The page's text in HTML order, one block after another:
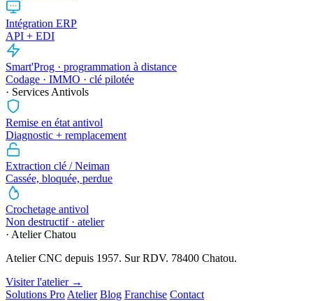
Intégration ERP
API + EDI
Smart'Prog · programmation à distance
Codage · IMMO · clé pilotée
· Services Antivols
Remise en état antivol
Diagnostic + remplacement
Extraction clé / Neiman
Cassée, bloquée, perdue
Crochetage antivol
Non destructif · atelier
· Atelier Chatou
Atelier CNC depuis 1957. Sur RDV. 78400 Chatou.
Visiter l'atelier →
Solutions Pro Atelier Blog Franchise Contact